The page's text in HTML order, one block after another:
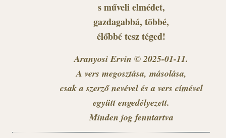
s műveli elmédet,
gazdagabbá, többé,
élőbbé tesz téged!
Aranyosi Ervin © 2025-01-11.
A vers megosztása, másolása,
csak a szerző nevével és a vers címével
együtt engedélyezett.
Minden jog fenntartva